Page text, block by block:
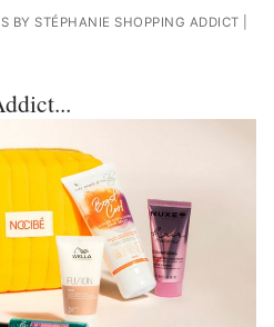
BY STÉPHANIE SHOPPING ADDICT